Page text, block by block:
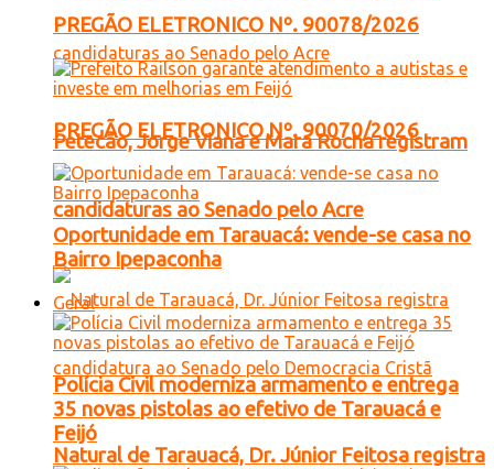
Petecão, Jorge Viana e Mara Rocha registram
candidaturas ao Senado pelo Acre
Natural de Tarauacá, Dr. Júnior Feitosa registra
PREGÃO ELETRONICO Nº. 90078/2026
PREGÃO ELETRONICO Nº. 90070/2026
Oportunidade em Tarauacá: vende-se casa no
Bairro Ipepaconha
Geral
Polícia Civil moderniza armamento e entrega
35 novas pistolas ao efetivo de Tarauacá e
Feijó